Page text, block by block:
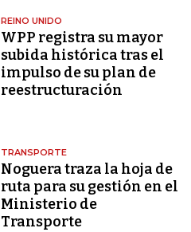
REINO UNIDO
WPP registra su mayor
subida histórica tras el
impulso de su plan de
reestructuración
TRANSPORTE
Noguera traza la hoja de
ruta para su gestión en el
Ministerio de
Transporte